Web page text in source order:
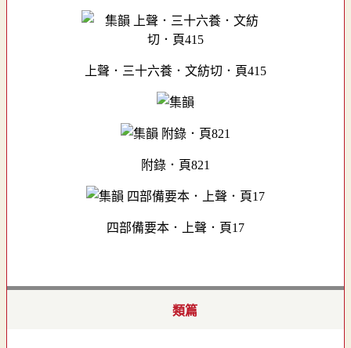
上聲．三十六養．文紡切．頁415
附錄．頁821
四部備要本．上聲．頁17
類篇